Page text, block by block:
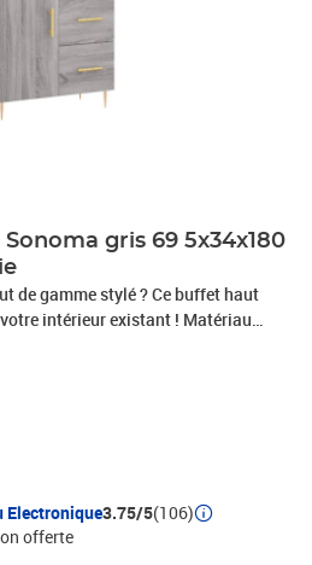
gris 69 5x34x180
de gamme stylé ? Ce buffet haut
intérieur existant ! Matériau
d'une qualité exceptionnelle avec
de rangement : l'armoire
pour garder vos différents
bien organisés et facilement
pieds en métal ajoutent un style
assurant la stabilité.
renversé, ce produit doit être
au mur fourni. Bon à savoir
Electronique3.75/5(106)
offerte